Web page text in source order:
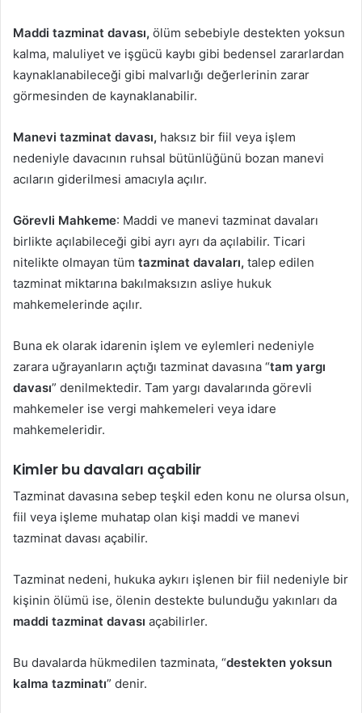
Maddi tazminat davası, ölüm sebebiyle destekten yoksun
kalma, maluliyet ve işgücü kaybı gibi bedensel zararlardan
kaynaklanabileceği gibi malvarlığı değerlerinin zarar
görmesinden de kaynaklanabilir.
Manevi tazminat davası, haksız bir fiil veya işlem
nedeniyle davacının ruhsal bütünlüğünü bozan manevi
acıların giderilmesi amacıyla açılır.
Görevli Mahkeme: Maddi ve manevi tazminat davaları
birlikte açılabileceği gibi ayrı ayrı da açılabilir. Ticari
nitelikte olmayan tüm tazminat davaları, talep edilen
tazminat miktarına bakılmaksızın asliye hukuk
mahkemelerinde açılır.
Buna ek olarak idarenin işlem ve eylemleri nedeniyle
zarara uğrayanların açtığı tazminat davasına “tam yargı
davası” denilmektedir. Tam yargı davalarında görevli
mahkemeler ise vergi mahkemeleri veya idare
mahkemeleridir.
Kimler bu davaları açabilir
Tazminat davasına sebep teşkil eden konu ne olursa olsun,
fiil veya işleme muhatap olan kişi maddi ve manevi
tazminat davası açabilir.
Tazminat nedeni, hukuka aykırı işlenen bir fiil nedeniyle bir
kişinin ölümü ise, ölenin destekte bulunduğu yakınları da
maddi tazminat davası açabilirler.
Bu davalarda hükmedilen tazminata, “destekten yoksun
kalma tazminatı” denir.